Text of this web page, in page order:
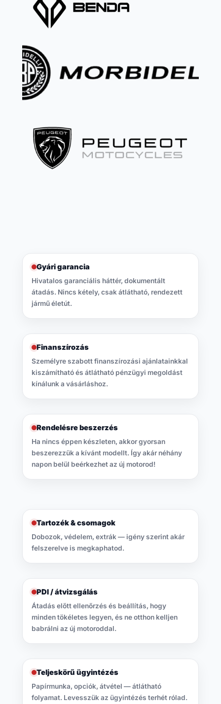
Gyári garancia
Hivatalos garanciális háttér, dokumentált
átadás. Nincs kétely, csak átlátható, rendezett
jármű életút.
Finanszírozás
Személyre szabott finanszírozási ajánlatainkkal
kiszámítható és átlátható pénzügyi megoldást
kínálunk a vásárláshoz.
Rendelésre beszerzés
Ha nincs éppen készleten, akkor gyorsan
beszerezzük a kívánt modellt. Így akár néhány
napon belül beérkezhet az új motorod!
Tartozék & csomagok
Dobozok, védelem, extrák — igény szerint akár
felszerelve is megkaphatod.
PDI / átvizsgálás
Átadás előtt ellenőrzés és beállítás, hogy
minden tökéletes legyen, és ne otthon kelljen
babrálni az új motoroddal.
Teljeskörű ügyintézés
Papírmunka, opciók, átvétel — átlátható
folyamat. Levesszük az ügyintézés terhét rólad.